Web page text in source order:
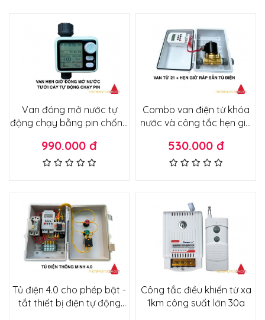
Van đóng mở nước tự
động chạy bằng pin chống
mở nước tự động thế hệ 2
990.000 đ
Combo van điện từ khóa
nước và công tắc hẹn giờ
bảo hành 1 đổi 1
530.000 đ
Tủ điện 4.0 cho phép bật -
tắt thiết bị điện tự động
Công tắc điều khiển từ xa
1km công suất lớn 30a